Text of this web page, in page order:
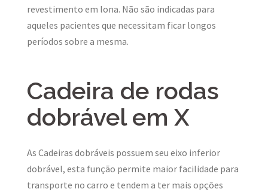
revestimento em lona. Não são indicadas para
aqueles pacientes que necessitam ficar longos
períodos sobre a mesma.
Cadeira de rodas
dobrável em X
As Cadeiras dobráveis possuem seu eixo inferior
dobrável, esta função permite maior facilidade para
transporte no carro e tendem a ter mais opções